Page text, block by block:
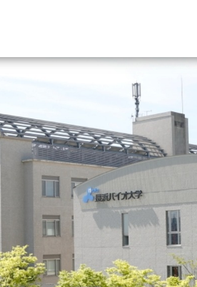
大学・短大の資
大学パンフ
総合型選抜・学校推薦
大学入学共通テスト利
大学・短大以外